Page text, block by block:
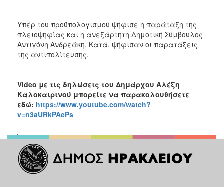
Υπέρ του προϋπολογισμού ψήφισε η παράταξη της
πλειοψηφίας και η ανεξάρτητη Δημοτική Σύμβουλος
Αντιγόνη Ανδρεάκη. Κατά, ψήφισαν οι παρατάξεις
της αντιπολίτευσης.
Video με τις δηλώσεις του Δημάρχου Αλέξη
Καλοκαιρινού μπορείτε να παρακολουθήσετε
εδώ: https://www.youtube.com/watch?
v=n3aURkPAePs